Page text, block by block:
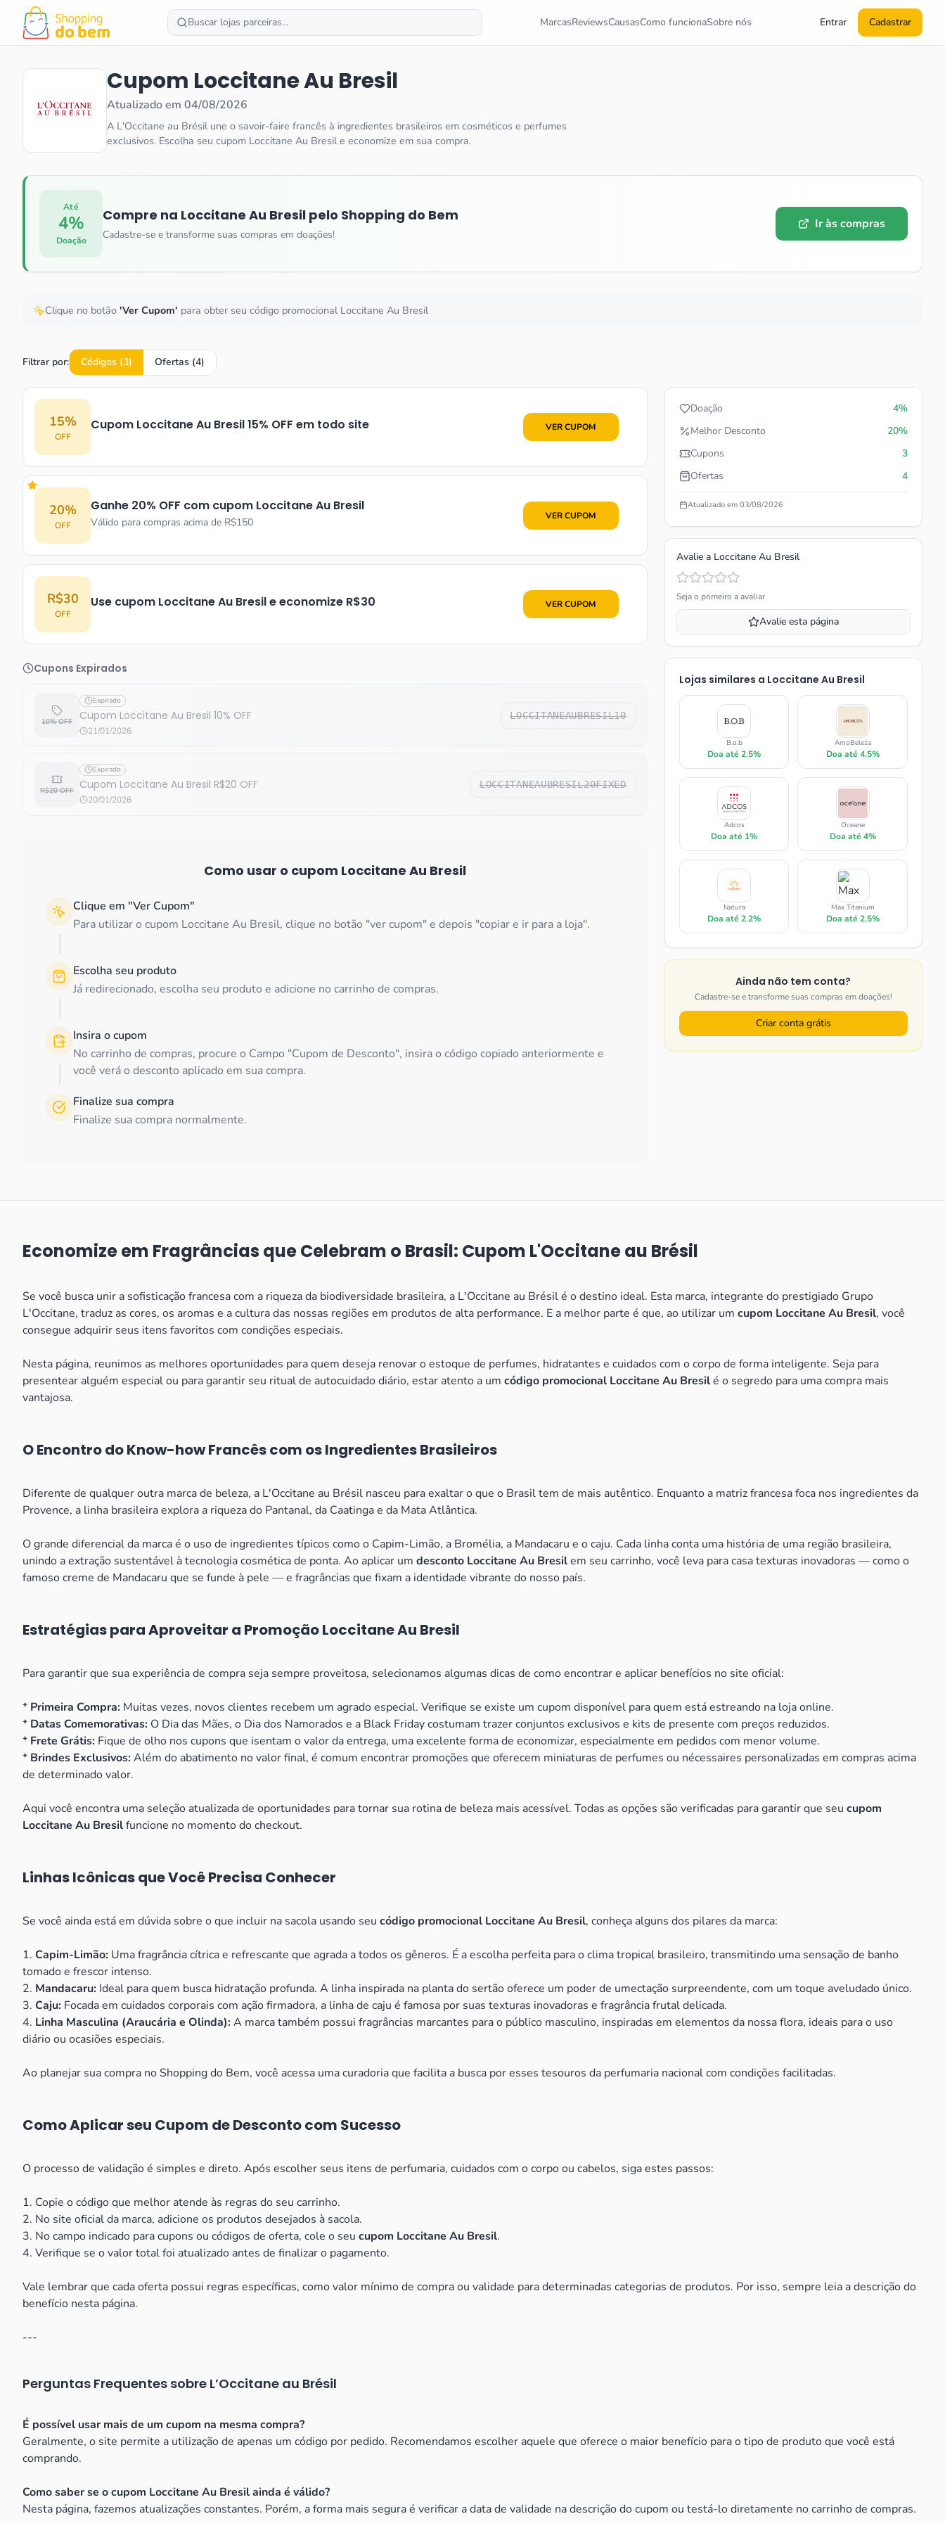
Buscar lojas parceiras... MarcasReviewsCausasComo funcionaSobre nós Entrar Cadastrar
Cupom Loccitane Au Bresil
Atualizado em 04/08/2026
A L'Occitane au Brésil une o savoir-faire francês à ingredientes brasileiros em cosméticos e perfumes
exclusivos. Escolha seu cupom Loccitane Au Bresil e economize em sua compra.
Até
4%
Doação
Compre na Loccitane Au Bresil pelo Shopping do Bem
Cadastre-se e transforme suas compras em doações!
Ir às compras
Clique no botão 'Ver Cupom' para obter seu código promocional Loccitane Au Bresil
Filtrar por: Códigos (3) Ofertas (4)
15%
OFF
Cupom Loccitane Au Bresil 15% OFF em todo site •••L15
VER CUPOM
20%
OFF
Ganhe 20% OFF com cupom Loccitane Au Bresil
Válido para compras acima de R$150
•••L20
VER CUPOM
R$30
OFF
Use cupom Loccitane Au Bresil e economize R$30 •••L30
VER CUPOM
Cupons Expirados
10% OFF
Expirado
Cupom Loccitane Au Bresil 10% OFF
21/01/2026
LOCCITANEAUBRESIL10
R$20 OFF
Expirado
Cupom Loccitane Au Bresil R$20 OFF
20/01/2026
LOCCITANEAUBRESIL20FIXED
Como usar o cupom Loccitane Au Bresil
Clique em "Ver Cupom"
Para utilizar o cupom Loccitane Au Bresil, clique no botão "ver cupom" e depois "copiar e ir para a loja".
Escolha seu produto
Já redirecionado, escolha seu produto e adicione no carrinho de compras.
Insira o cupom
No carrinho de compras, procure o Campo "Cupom de Desconto", insira o código copiado anteriormente e
você verá o desconto aplicado em sua compra.
Finalize sua compra
Finalize sua compra normalmente.
Doação
4%
Melhor Desconto
20%
Cupons
3
Ofertas
4
Atualizado em 03/08/2026
Avalie a Loccitane Au Bresil
Seja o primeiro a avaliar
Avalie esta página
Lojas similares a Loccitane Au Bresil
B.o.b
Doa até2.5%
AmoBeleza
Doa até 4.5%
Adcos
Doa até 1%
Oceane
Doa até 4%
Natura
Doa até2.2%
Max Titanium
Doa até 2.5%
Ainda não tem conta?
Cadastre-se e transforme suas compras em doações!
Criar conta grátis
Economize em Fragrâncias que Celebram o Brasil: Cupom L'Occitane au Brésil
Se você busca unir a sofisticação francesa com a riqueza da biodiversidade brasileira, a L'Occitane au Brésil é o destino ideal. Esta marca, integrante do prestigiado Grupo
L'Occitane, traduz as cores, os aromas e a cultura das nossas regiões em produtos de alta performance. E a melhor parte é que, ao utilizar um cupom Loccitane Au Bresil, você
consegue adquirir seus itens favoritos com condições especiais.
Nesta página, reunimos as melhores oportunidades para quem deseja renovar o estoque de perfumes, hidratantes e cuidados com o corpo de forma inteligente. Seja para
presentear alguém especial ou para garantir seu ritual de autocuidado diário, estar atento a um código promocional Loccitane Au Bresilé o segredo para uma compra mais
vantajosa.
O Encontro do Know-how Francês com os Ingredientes Brasileiros
Diferente de qualquer outra marca de beleza, a L'Occitane au Brésil nasceu para exaltar o que o Brasil tem de mais autêntico. Enquanto a matriz francesa foca nos ingredientes da
Provence, a linha brasileira explora a riqueza do Pantanal, da Caatinga e da Mata Atlântica.
O grande diferencial da marca é o uso de ingredientes típicos como o Capim-Limão, a Bromélia, a Mandacaru e o caju. Cada linha conta uma história de uma região brasileira,
unindo a extração sustentável à tecnologia cosmética de ponta. Ao aplicar um desconto Loccitane Au Bresilem seu carrinho, você leva para casa texturas inovadoras — como o
famoso creme de Mandacaru que se funde à pele — e fragrâncias que fixam a identidade vibrante do nosso país.
Estratégias para Aproveitar a Promoção Loccitane Au Bresil
Para garantir que sua experiência de compra seja sempre proveitosa, selecionamos algumas dicas de como encontrar e aplicar benefícios no site oficial:
* Primeira Compra: Muitas vezes, novos clientes recebem um agrado especial. Verifique se existe um cupom disponível para quem está estreando na loja online.
* Datas Comemorativas: O Dia das Mães, o Dia dos Namorados e a Black Friday costumam trazer conjuntos exclusivos e kits de presente com preços reduzidos.
* Frete Grátis: Fique de olho nos cupons que isentam o valor da entrega, uma excelente forma de economizar, especialmente em pedidos com menor volume.
* Brindes Exclusivos:Além do abatimento no valor final, é comum encontrar promoções que oferecem miniaturas de perfumes ou nécessaires personalizadas em compras acima
de determinado valor.
Aqui você encontra uma seleção atualizada de oportunidades para tornar sua rotina de beleza mais acessível. Todas as opções são verificadas para garantir que seu cupom
Loccitane Au Bresilfuncione no momento do checkout.
Linhas Icônicas que Você Precisa Conhecer
Se você ainda está em dúvida sobre o que incluir na sacola usando seu código promocional Loccitane Au Bresil, conheça alguns dos pilares da marca:
1. Capim-Limão: Uma fragrância cítrica e refrescante que agrada a todos os gêneros. É a escolha perfeita para o clima tropical brasileiro, transmitindo uma sensação de banho
tomado e frescor intenso.
2. Mandacaru: Ideal para quem busca hidratação profunda. A linha inspirada na planta do sertão oferece um poder de umectação surpreendente, com um toque aveludado único.
3. Caju: Focada em cuidados corporais com ação firmadora, a linha de caju é famosa por suas texturas inovadoras e fragrância frutal delicada.
4. Linha Masculina (Araucária e Olinda):A marca também possui fragrâncias marcantes para o público masculino, inspiradas em elementos da nossa flora, ideais para o uso
diário ou ocasiões especiais.
Ao planejar sua compra no Shopping do Bem, você acessa uma curadoria que facilita a busca por esses tesouros da perfumaria nacional com condições facilitadas.
Como Aplicar seu Cupom de Desconto com Sucesso
O processo de validação é simples e direto. Após escolher seus itens de perfumaria, cuidados com o corpo ou cabelos, siga estes passos:
1. Copie o código que melhor atende às regras do seu carrinho.
2. No site oficial da marca, adicione os produtos desejados à sacola.
3. No campo indicado para cupons ou códigos de oferta, cole o seu cupom Loccitane Au Bresil.
4. Verifique se o valor total foi atualizado antes de finalizar o pagamento.
Vale lembrar que cada oferta possui regras específicas, como valor mínimo de compra ou validade para determinadas categorias de produtos. Por isso, sempre leia a descrição do
benefício nesta página.
---
Perguntas Frequentes sobre L’Occitane au Brésil
É possível usar mais de um cupom na mesma compra?
Geralmente, o site permite a utilização de apenas um código por pedido. Recomendamos escolher aquele que oferece o maior benefício para o tipo de produto que você está
comprando.
Como saber se o cupom Loccitane Au Bresil ainda é válido?
Nesta página, fazemos atualizações constantes. Porém, a forma mais segura é verificar a data de validade na descrição do cupom ou testá-lo diretamente no carrinho de compras.